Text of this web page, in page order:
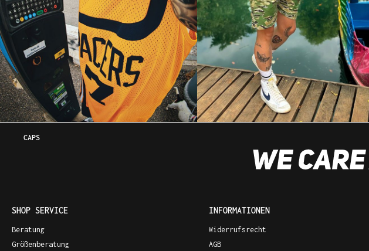
CAPS
SHOP SERVICE
Beratung
Größenberatung
INFORMATIONEN
Widerrufsrecht
AGB